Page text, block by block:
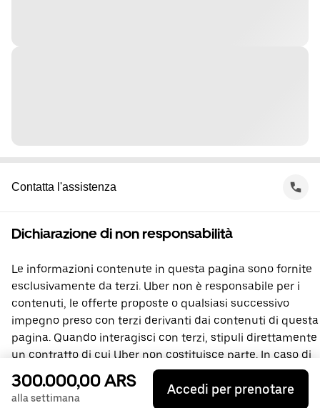
Contatta l'assistenza
Dichiarazione di non responsabilità
Le informazioni contenute in questa pagina sono fornite
esclusivamente da terzi. Uber non è responsabile per i
contenuti, le offerte proposte o qualsiasi successivo
impegno preso con terzi derivanti dai contenuti di questa
pagina. Quando interagisci con terzi, stipuli direttamente
un contratto di cui Uber non costituisce parte. In caso di
domande, contatta direttamente la terza parte
interessata.
300.000,00 ARS
alla settimana
Accedi per prenotare